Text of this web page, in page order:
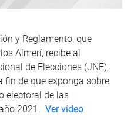
y Reglamento, que
Almerí, recibe al
de Elecciones (JNE),
fin de que exponga sobre
electoral de las
2021. Ver vídeo